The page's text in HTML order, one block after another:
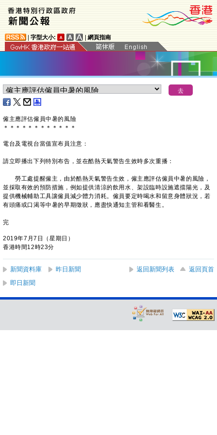
字型大小: 網頁指南
僱主應評估僱員中暑的風險
＊ ＊ ＊ ＊ ＊ ＊ ＊ ＊ ＊ ＊ ＊ ＊
電台及電視台當值宣布員注意：
請立即播出下列特別布告，並在酷熱天氣警告生效時多次重播：
勞工處提醒僱主，由於酷熱天氣警告生效，僱主應評估僱員中暑的風險，
並採取有效的預防措施，例如提供清涼的飲用水、架設臨時設施遮擋陽光，及
提供機械輔助工具讓僱員減少體力消耗。僱員要定時喝水和留意身體狀況，若
有頭痛或口渴等中暑的早期徵狀，應盡快通知主管和看醫生。
完
2019年7月7日（星期日）
香港時間12時23分
新聞資料庫 昨日新聞 返回新聞列表
返回頁首
即日新聞